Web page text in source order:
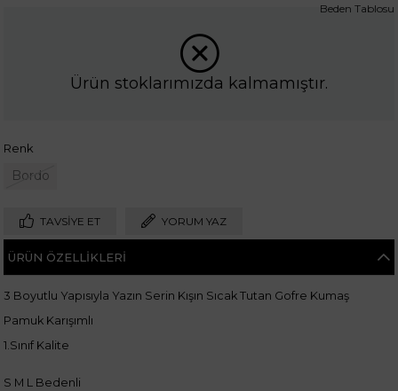
Ürün stoklarımızda kalmamıştır.
Renk
Bordo
Beden Tablosu
TAVSIYE ET YORUM YAZ
ÜRÜN ÖZELLIKLERI
3 Boyutlu Yapısıyla Yazın Serin Kışın Sıcak Tutan Gofre Kumaş
Pamuk Karışımlı
1.Sınıf Kalite
S M L Bedenli